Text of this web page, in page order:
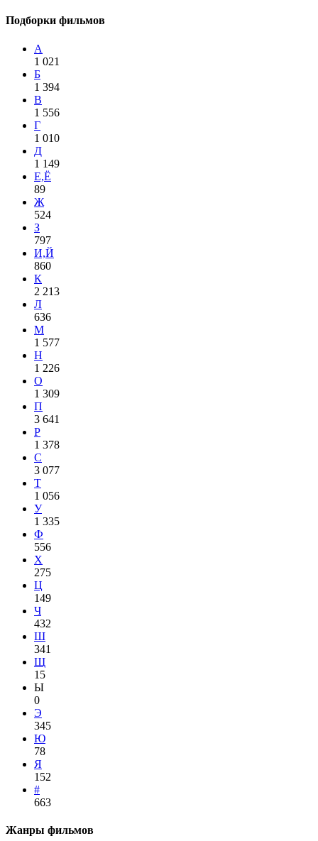
Подборки фильмов
А
1 021
Б
1 394
В
1 556
Г
1 010
Д
1 149
Е,Ё
89
Ж
524
З
797
И,Й
860
К
2 213
Л
636
М
1 577
Н
1 226
О
1 309
П
3 641
Р
1 378
С
3 077
Т
1 056
У
1 335
Ф
556
Х
275
Ц
149
Ч
432
Ш
341
Щ
15
Ы
0
Э
345
Ю
78
Я
152
#
663
Жанры фильмов